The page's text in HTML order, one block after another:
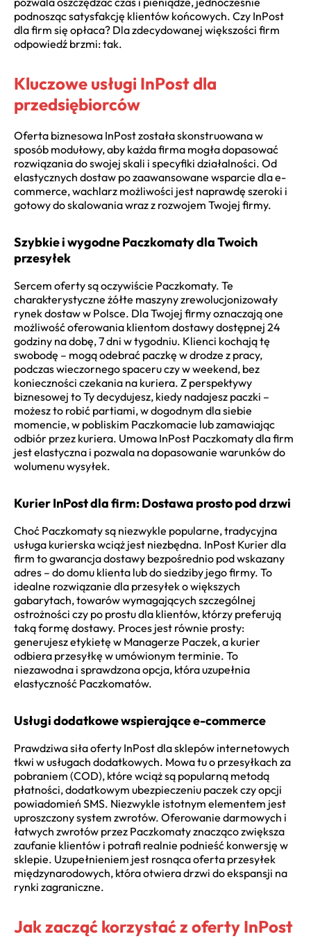
podnosząc satysfakcję klientów końcowych. Czy InPost
dla firm się opłaca? Dla zdecydowanej większości firm
odpowiedź brzmi: tak.
Kluczowe usługi InPost dla
przedsiębiorców
Oferta biznesowa InPost została skonstruowana w
sposób modułowy, aby każda firma mogła dopasować
rozwiązania do swojej skali i specyfiki działalności. Od
elastycznych dostaw po zaawansowane wsparcie dla e-
commerce, wachlarz możliwości jest naprawdę szeroki i
gotowy do skalowania wraz z rozwojem Twojej firmy.
Szybkie i wygodne Paczkomaty dla Twoich
przesyłek
Sercem oferty są oczywiście Paczkomaty. Te
charakterystyczne żółte maszyny zrewolucjonizowały
rynek dostaw w Polsce. Dla Twojej firmy oznaczają one
możliwość oferowania klientom dostawy dostępnej 24
godziny na dobę, 7 dni w tygodniu. Klienci kochają tę
swobodę – mogą odebrać paczkę w drodze z pracy,
podczas wieczornego spaceru czy w weekend, bez
konieczności czekania na kuriera. Z perspektywy
biznesowej to Ty decydujesz, kiedy nadajesz paczki –
możesz to robić partiami, w dogodnym dla siebie
momencie, w pobliskim Paczkomacie lub zamawiając
odbiór przez kuriera. Umowa InPost Paczkomaty dla firm
jest elastyczna i pozwala na dopasowanie warunków do
wolumenu wysyłek.
Kurier InPost dla firm: Dostawa prosto pod drzwi
Choć Paczkomaty są niezwykle popularne, tradycyjna
usługa kurierska wciąż jest niezbędna. InPost Kurier dla
firm to gwarancja dostawy bezpośrednio pod wskazany
adres – do domu klienta lub do siedziby jego firmy. To
idealne rozwiązanie dla przesyłek o większych
gabarytach, towarów wymagających szczególnej
ostrożności czy po prostu dla klientów, którzy preferują
taką formę dostawy. Proces jest równie prosty:
generujesz etykietę w Managerze Paczek, a kurier
odbiera przesyłkę w umówionym terminie. To
niezawodna i sprawdzona opcja, która uzupełnia
elastyczność Paczkomatów.
Usługi dodatkowe wspierające e-commerce
Prawdziwa siła oferty InPost dla sklepów internetowych
tkwi w usługach dodatkowych. Mowa tu o przesyłkach za
pobraniem (COD), które wciąż są popularną metodą
płatności, dodatkowym ubezpieczeniu paczek czy opcji
powiadomień SMS. Niezwykle istotnym elementem jest
uproszczony system zwrotów. Oferowanie darmowych i
łatwych zwrotów przez Paczkomaty znacząco zwiększa
zaufanie klientów i potrafi realnie podnieść konwersję w
sklepie. Uzupełnieniem jest rosnąca oferta przesyłek
międzynarodowych, która otwiera drzwi do ekspansji na
rynki zagraniczne.
Jak zacząć korzystać z oferty InPost